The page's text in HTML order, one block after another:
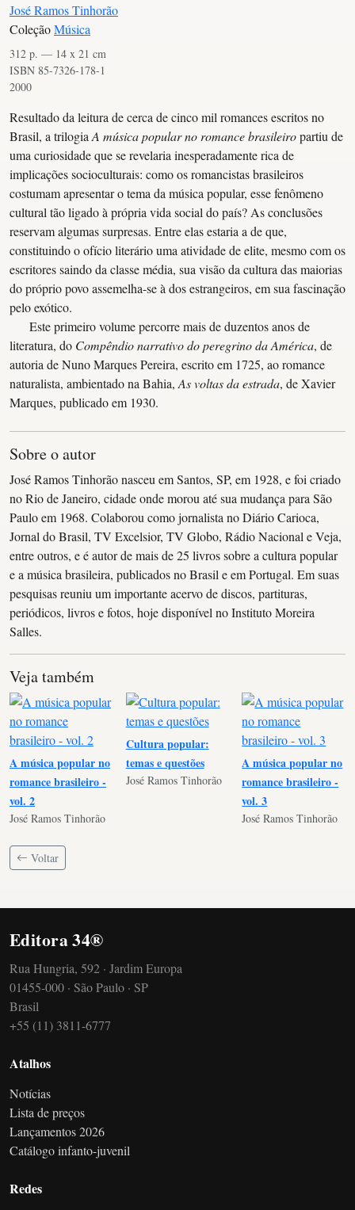
José Ramos Tinhorão
ColeçãoMúsica
312 p. — 14 x 21 cm
ISBN 85-7326-178-1
2000
Resultado da leitura de cerca de cinco mil romances escritos no
Brasil, a trilogia A música popular no romance brasileiropartiu de
uma curiosidade que se revelaria inesperadamente rica de
implicações socioculturais: como os romancistas brasileiros
costumam apresentar o tema da música popular, esse fenômeno
cultural tão ligado à própria vida social do país? As conclusões
reservam algumas surpresas. Entre elas estaria a de que,
constituindo o ofício literário uma atividade de elite, mesmo com os
escritores saindo da classe média, sua visão da cultura das maiorias
do próprio povo assemelha-se à dos estrangeiros, em sua fascinação
pelo exótico.
Este primeiro volume percorre mais de duzentos anos de
literatura, do Compêndio narrativo do peregrino da América, de
autoria de Nuno Marques Pereira, escrito em 1725, ao romance
naturalista, ambientado na Bahia, As voltas da estrada, de Xavier
Marques, publicado em 1930.
Sobre o autor
José Ramos Tinhorão nasceu em Santos, SP, em 1928, e foi criado
no Rio de Janeiro, cidade onde morou até sua mudança para São
Paulo em 1968. Colaborou como jornalista no Diário Carioca,
Jornal do Brasil, TV Excelsior, TV Globo, Rádio Nacional e Veja,
entre outros, e é autor de mais de 25 livros sobre a cultura popular
e a música brasileira, publicados no Brasil e em Portugal. Em suas
pesquisas reuniu um importante acervo de discos, partituras,
periódicos, livros e fotos, hoje disponível no Instituto Moreira
Salles.
Veja também
A música popular no
romance brasileiro -
vol. 2
José Ramos Tinhorão
Cultura popular:
temas e questões
José Ramos Tinhorão
A música popular no
romance brasileiro -
vol. 3
José Ramos Tinhorão
Voltar
Editora 34®
Rua Hungria, 592 · Jardim Europa
01455-000 · São Paulo · SP
Brasil
+55 (11) 3811-6777
Atalhos
Notícias
Lista de preços
Lançamentos 2026
Catálogo infanto-juvenil
Redes